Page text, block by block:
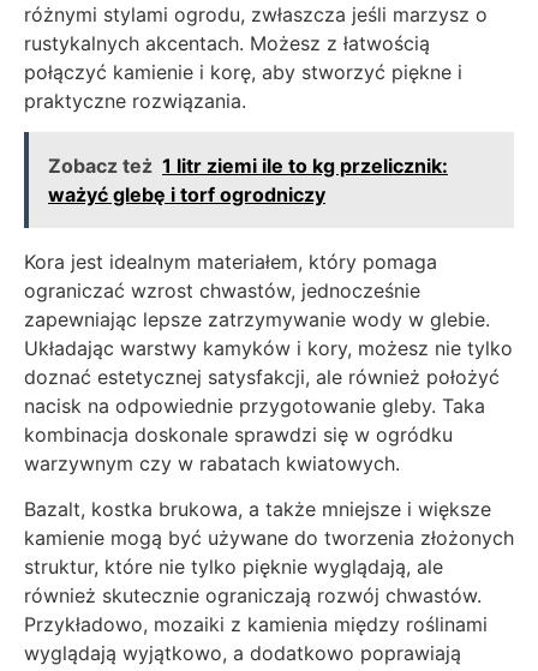
różnymi stylami ogrodu, zwłaszcza jeśli marzysz o
rustykalnych akcentach. Możesz z łatwością
połączyć kamienie i korę, aby stworzyć piękne i
praktyczne rozwiązania.
Zobacz też 1 litr ziemi ile to kg przelicznik:
ważyć glebę i torf ogrodniczy
Kora jest idealnym materiałem, który pomaga
ograniczać wzrost chwastów, jednocześnie
zapewniając lepsze zatrzymywanie wody w glebie.
Układając warstwy kamyków i kory, możesz nie tylko
doznać estetycznej satysfakcji, ale również położyć
nacisk na odpowiednie przygotowanie gleby. Taka
kombinacja doskonale sprawdzi się w ogródku
warzywnym czy w rabatach kwiatowych.
Bazalt, kostka brukowa, a także mniejsze i większe
kamienie mogą być używane do tworzenia złożonych
struktur, które nie tylko pięknie wyglądają, ale
również skutecznie ograniczają rozwój chwastów.
Przykładowo, mozaiki z kamienia między roślinami
wyglądają wyjątkowo, a dodatkowo poprawiają